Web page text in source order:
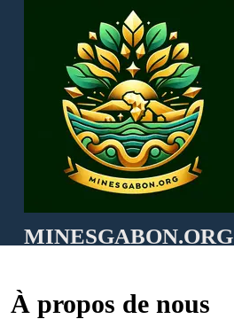
MINESGABON.ORG
À propos de nous